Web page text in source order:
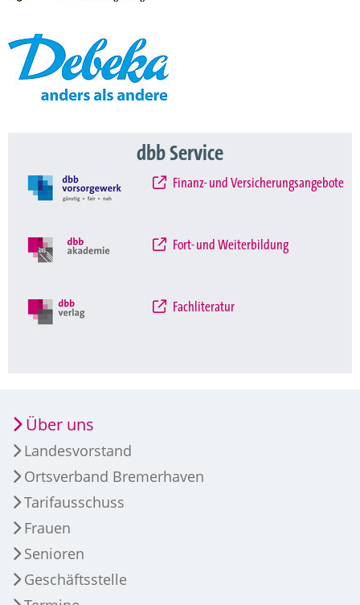
dbb Service
Finanz- und Versicherungsangebote
Fort- und Weiterbildung
Fachliteratur
Über uns
Landesvorstand
Ortsverband Bremerhaven
Tarifausschuss
Frauen
Senioren
Geschäftsstelle